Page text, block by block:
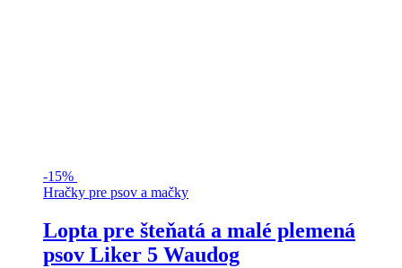
-15%
Hračky pre psov a mačky
Lopta pre šteňatá a malé plemená
psov Liker 5 Waudog